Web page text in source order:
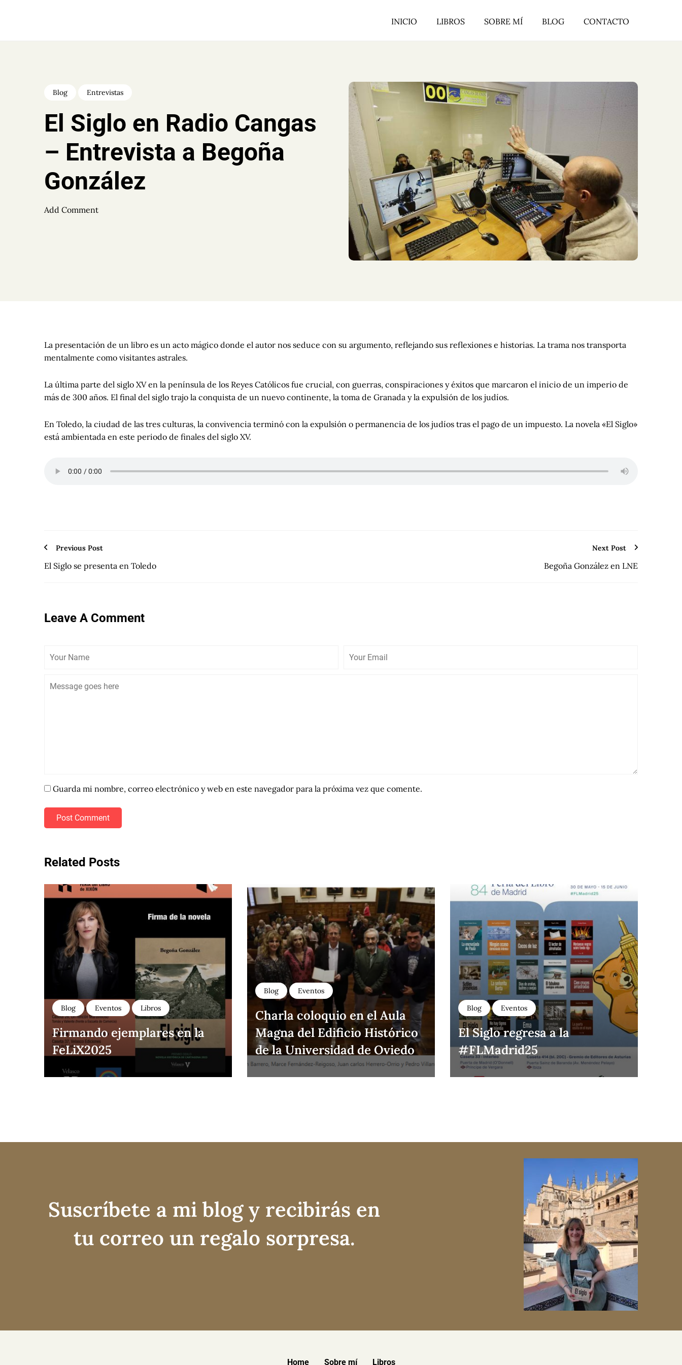
INICIO LIBROS SOBRE MÍ BLOG CONTACTO
Blog Entrevistas
El Siglo en Radio Cangas
– Entrevista a Begoña
González
Add Comment
La presentación de un libro es un acto mágico donde el autor nos seduce con su argumento, reflejando sus reflexiones e historias. La trama nos transporta
mentalmente como visitantes astrales.
La última parte del siglo XV en la península de los Reyes Católicos fue crucial, con guerras, conspiraciones y éxitos que marcaron el inicio de un imperio de
más de 300 años. El final del siglo trajo la conquista de un nuevo continente, la toma de Granada y la expulsión de los judíos.
En Toledo, la ciudad de las tres culturas, la convivencia terminó con la expulsión o permanencia de los judíos tras el pago de un impuesto. La novela «El Siglo»
está ambientada en este periodo de finales del siglo XV.
Previous Post
El Siglo se presenta en Toledo
Next Post
Begoña González en LNE
Leave A Comment
Guarda mi nombre, correo electrónico y web en este navegador para la próxima vez que comente.
Post Comment
Related Posts
Blog Eventos Libros
Firmando ejemplares en la
FeLiX2025
Blog Eventos
Charla coloquio en el Aula
Magna del Edificio Histórico
de la Universidad de Oviedo
Blog Eventos
El Siglo regresa a la
#FLMadrid25
Suscríbete a mi blog y recibirás en
tu correo un regalo sorpresa.
Home Sobre mí Libros